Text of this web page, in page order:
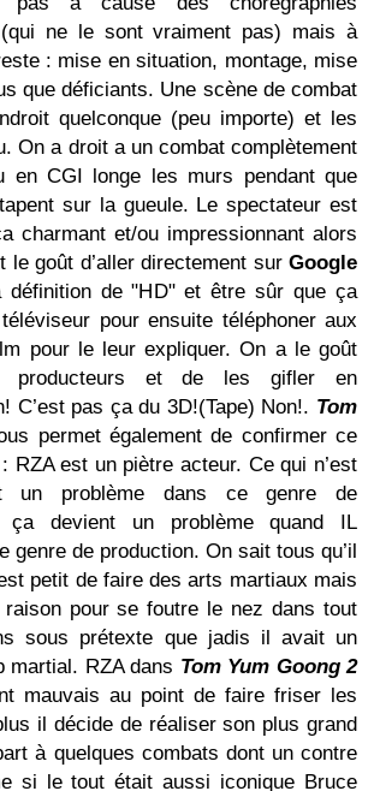
(qui ne le sont vraiment pas) mais à
: mise en situation, montage, mise
que déficiants. Une scène de combat
quelconque (peu importe) et les
On a droit a un combat complètement
en CGI longe les murs pendant que
sur la gueule. Le spectateur est
charmant et/ou impressionnant alors
le goût d’aller directement sur Google
définition de "HD" et être sûr que ça
pour ensuite téléphoner aux
pour le leur expliquer. On a le goût
producteurs et de les gifler en
C’est pas ça du 3D!(Tape) Non!. Tom
permet également de confirmer ce
RZA est un piètre acteur. Ce qui n’est
un problème dans ce genre de
ça devient un problème quand IL
genre de production. On sait tous qu’il
petit de faire des arts martiaux mais
raison pour se foutre le nez dans tout
sous prétexte que jadis il avait un
martial. RZA dans Tom Yum Goong 2
mauvais au point de faire friser les
il décide de réaliser son plus grand
à quelques combats dont un contre
si le tout était aussi iconique Bruce